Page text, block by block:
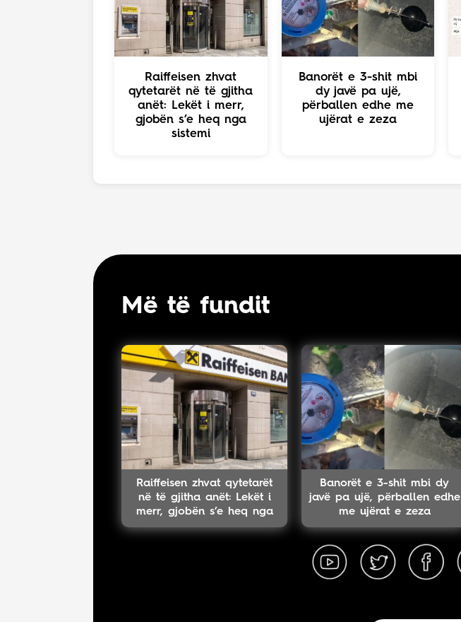
Raiffeisen zhvat
qytetarët në të gjitha
anët: Lekët i merr,
gjobën s’e heq nga
sistemi
Banorët e 3-shit mbi
dy javë pa ujë,
përballen edhe me
ujërat e zeza
Më të fundit
Raiffeisen zhvat qytetarët
në të gjitha anët: Lekët i
merr, gjobën s’e heq nga
sistemi
Banorët e 3-shit mbi dy
javë pa ujë, përballen edhe
me ujërat e zeza